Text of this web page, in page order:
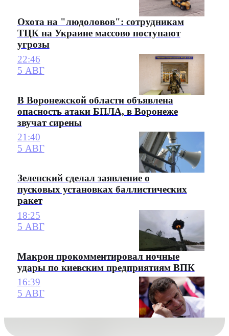
Охота на "людоловов": сотрудникам
ТЦК на Украине массово поступают
угрозы
22:46
5 АВГ
В Воронежской области объявлена
опасность атаки БПЛА, в Воронеже
звучат сирены
21:40
5 АВГ
Зеленский сделал заявление о
пусковых установках баллистических
ракет
18:25
5 АВГ
Макрон прокомментировал ночные
удары по киевским предприятиям ВПК
16:39
5 АВГ